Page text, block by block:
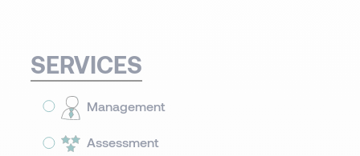
SERVICES
Management
Assessment